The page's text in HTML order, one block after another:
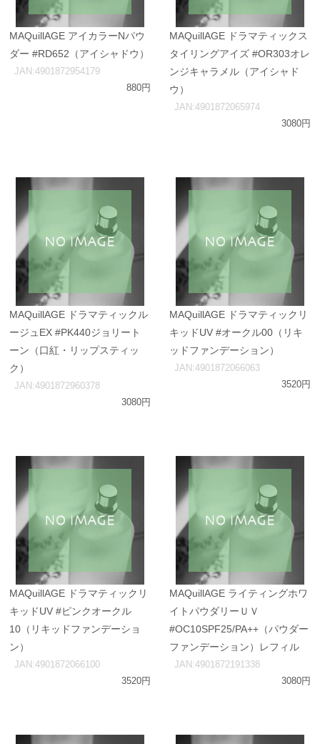
MAQuillAGE アイカラーNパウ
ダー #RD652（アイシャドウ）
JAN:4901872954179
880円
MAQuillAGE ドラマティックス
タイリングアイズ #OR303オレ
ンジキャラメル（アイシャド
ウ）
JAN:4901872065974
3080円
MAQuillAGE ドラマティックル
ージュEX #PK440ジョリート
ーン（口紅・リップスティッ
ク）
JAN:4901872960378
3080円
MAQuillAGE ドラマティックリ
キッドUV #オークル00（リキ
ッドファンデーション）
JAN:4901872066063
3520円
MAQuillAGE ドラマティックリ
キッドUV #ピンクオークル
10（リキッドファンデーショ
ン）
JAN:4901872066100
3520円
MAQuillAGE ライティングホワ
イトパウダリーＵＶ
#OC10SPF25/PA++（パウダー
ファンデーション）レフィル
JAN:4901872191338
3080円